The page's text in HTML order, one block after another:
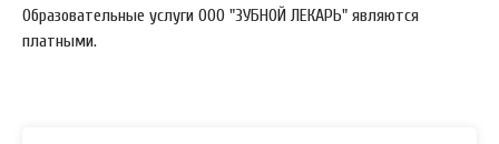
Образовательные услуги ООО "ЗУБНОЙ ЛЕКАРЬ" являются
платными.